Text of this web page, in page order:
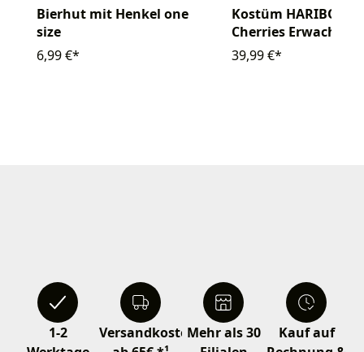
Bierhut mit Henkel one
size
6,99 €*
Kostüm HARIBO
Cherries
39,99 €*
1-2
VersandkostenfreiMehr als 30
Kauf auf